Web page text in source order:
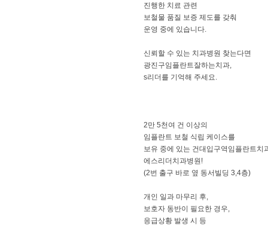
진행한 치료 관련
보철물 품질 보증 제도를 갖춰
운영 중에 있습니다.
​신뢰할 수 있는 치과병원 찾는다면
광진구임플란트잘하는치과,
s리더를 기억해 주세요.
2만 5천여 건 이상의
임플란트 보철 식립 케이스를
보유 중에 있는 건대입구역임플란트치
에스리더치과병원!
(2번 출구 바로 옆 동서빌딩 3,4층)
개인 일과 마무리 후,
보호자 동반이 필요한 경우,
응급상황 발생 시 등